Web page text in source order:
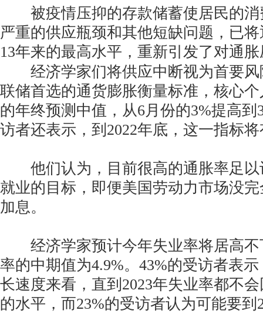
被疫情压抑的存款储蓄使居民的消
严重的供应瓶颈和其他短缺问题，已
13年来的最高水平，重新引发了对
经济学家们将供应中断视为首要风
联储首选的通货膨胀衡量标准，核心个
的年终预测中值，从6月份的3%提高到
访者还表示，到2022年底，这一指标
他们认为，目前很高的通胀率足以
就业的目标，即便美国劳动力市场没
加息。
经济学家预计今年失业率将居高不
率的中期值为4.9%。43%的受访者表
长速度来看，直到2023年失业率都不
的水平，而23%的受访者认为可能要到